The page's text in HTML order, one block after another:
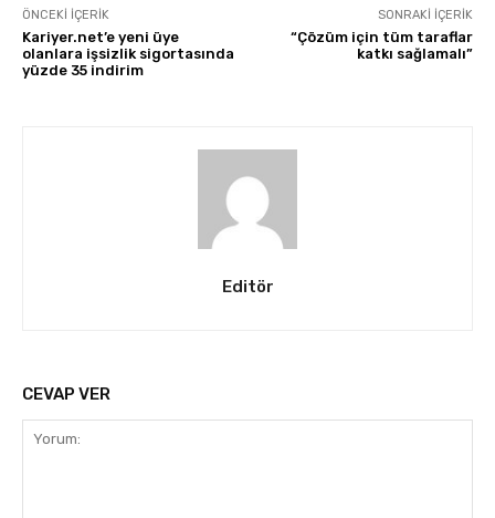
ÖNCEKI İÇERIK
Kariyer.net’e yeni üye
olanlara işsizlik sigortasında
yüzde 35 indirim
SONRAKI İÇERIK
“Çözüm için tüm taraflar
katkı sağlamalı”
Editör
CEVAP VER